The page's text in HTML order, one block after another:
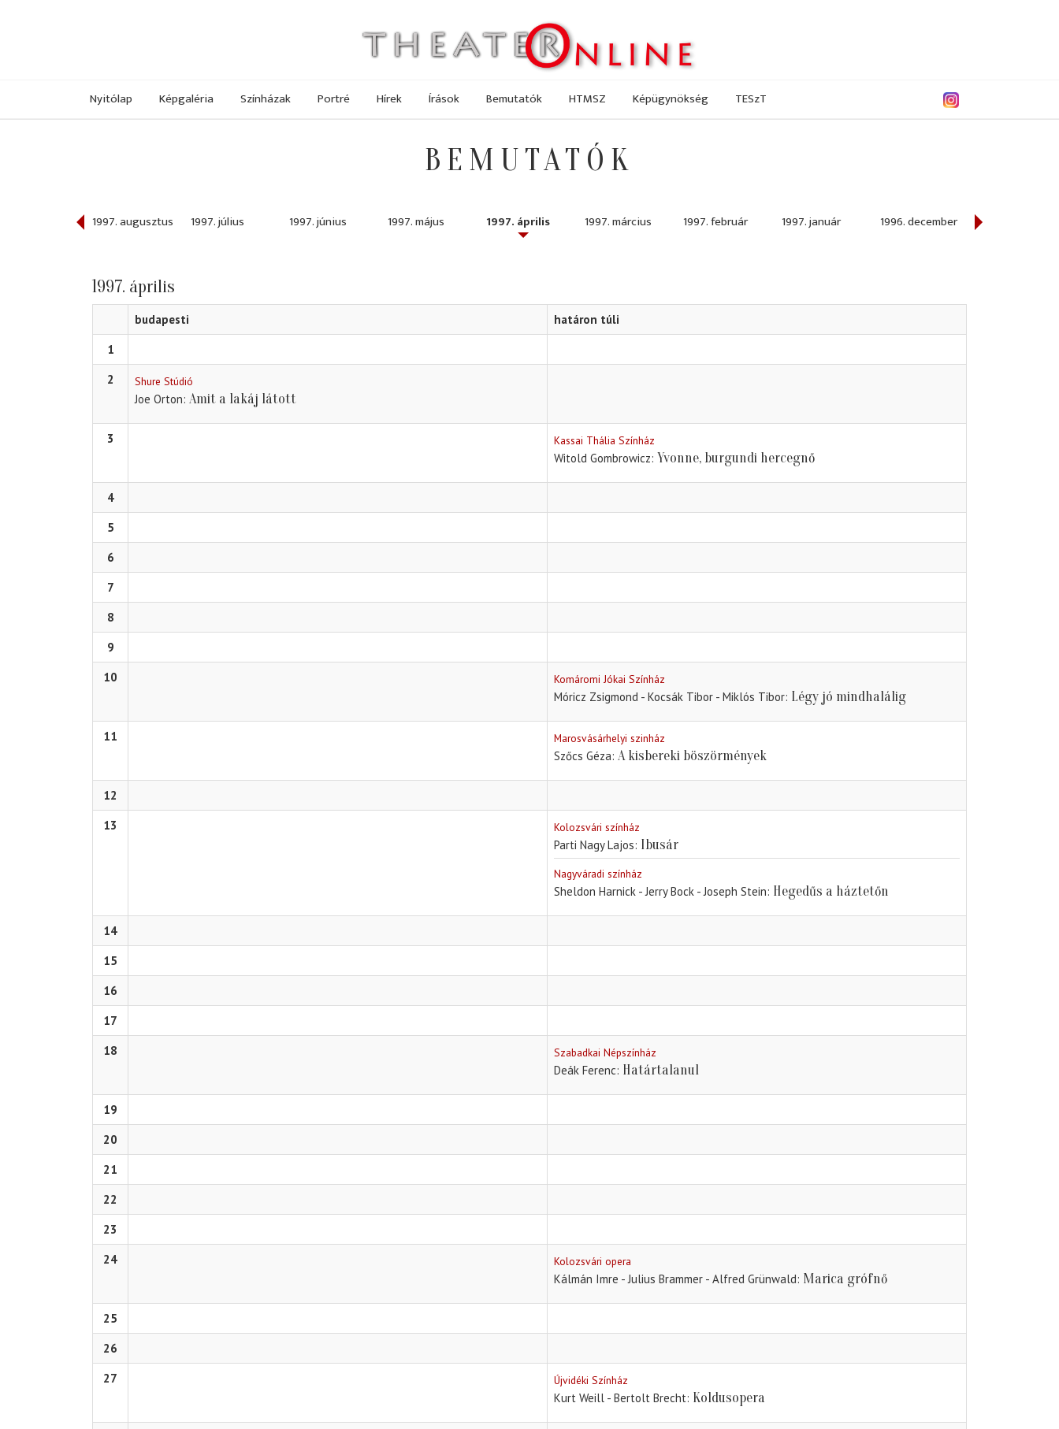
Nyitólap Képgaléria Színházak Portré Hírek Írások Bemutatók HTMSZ Képügynökség TESzT
BEMUTATÓK
szeptember 1997. augusztus 1997. július 1997. június 1997. május 1997. április 1997. március 1997. február 1997. január 1996. december 1996. november
1997. április
budapesti
határon túli
1
2
Shure Stúdió
Joe Orton Amit a lakáj látott
3 Kassai Thália Színház
Witold Gombrowicz Yvonne, burgundi hercegnő
4
5
6
7
8
9
10
Komáromi Jókai Színház
Móricz Zsigmond - Kocsák Tibor - Miklós Tibor Légy jó mindhalálig
11 Marosvásárhelyi szinház
Szőcs Géza A kisbereki böszörmények
12
13
Kolozsvári színház
Parti Nagy Lajos Ibusár
Nagyváradi színház
Sheldon Harnick - Jerry Bock - Joseph Stein Hegedűs a háztetőn
14
15
16
17
18
Szabadkai Népszínház
Deák Ferenc Határtalanul
19
20
21
22
23
24
Kolozsvári opera
Kálmán Imre - Julius Brammer - Alfred Grünwald Marica grófnő
25
26
27
Újvidéki Színház
Kurt Weill - Bertolt Brecht Koldusopera